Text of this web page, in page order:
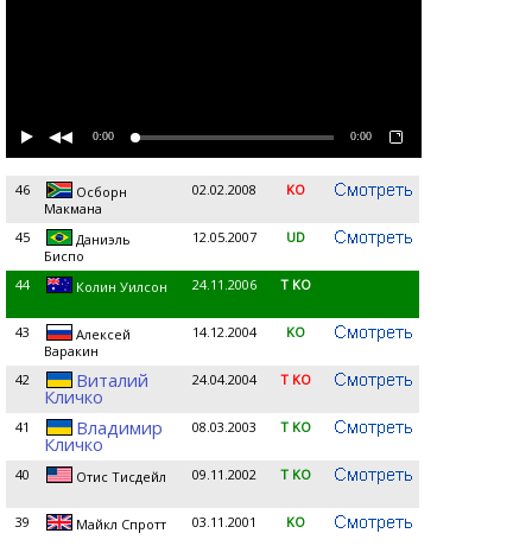
0:00 0:00
46
Осборн
Maкмана
02.02.2008 KO
45
Даниэль
Биспо
12.05.2007 UD
44 Колин Уилсон 24.11.2006 T KO
43
Алексей
Варакин
14.12.2004 KO
42 Виталий
Кличко
24.04.2004 T KO
41 Владимир
Кличко
08.03.2003 T KO
40 Отис Тисдейл 09.11.2002 T KO
39 Майкл Спротт 03.11.2001 KO